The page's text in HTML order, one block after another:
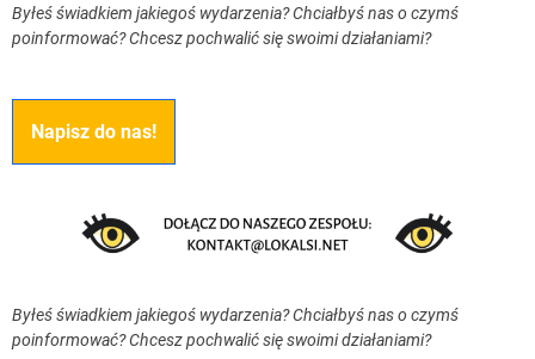
Byłeś świadkiem jakiegoś wydarzenia? Chciałbyś nas o czymś
poinformować? Chcesz pochwalić się swoimi działaniami?
Napisz do nas!
Byłeś świadkiem jakiegoś wydarzenia? Chciałbyś nas o czymś
poinformować? Chcesz pochwalić się swoimi działaniami?